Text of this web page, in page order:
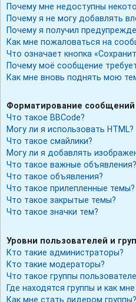
Почему мне недоступны
Почему я не могу добавлять
Почему я получил
Как мне пожаловаться на
Что означает кнопка
Почему моё сообщение
Как мне вновь поднять мою
Форматирование
Что такое BBCode?
Могу ли я использовать HTML?
Что такое смайлики?
Могу ли я добавлять
Что такое важные объявления?
Что такое объявления?
Что такое прилепленные темы?
Что такое закрытые темы?
Что такое значки тем?
Уровни пользователей и
Кто такие администраторы?
Кто такие модераторы?
Что такое группы
Где находятся группы и как
Как мне стать лидером группы?